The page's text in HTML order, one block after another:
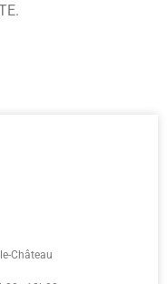
Château